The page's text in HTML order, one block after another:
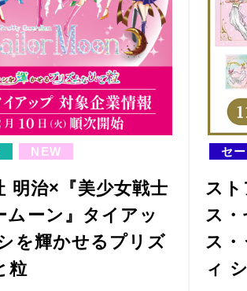
NEW
明治×『美少女戦士
ムーン』タイアッ
を輝かせるプリズ
粒
セ
ス
ス
ス
ィ